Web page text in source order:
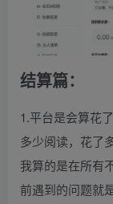
结算篇：
1.平台是会算花
多少阅读，花了
我算的是在所有
前遇到的问题就